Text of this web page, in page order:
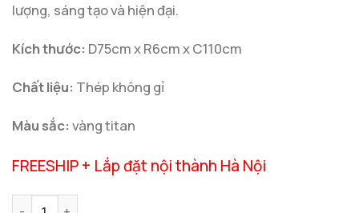
lượng, sáng tạo và hiện đại.
Kích thước: D75cm x R6cm x C110cm
Chất liệu: Thép không gỉ
Màu sắc: vàng titan
FREESHIP + Lắp đặt nội thành Hà Nội
Tranh Kim Loại Nghệ Thuật Sóng Vàng số lượng